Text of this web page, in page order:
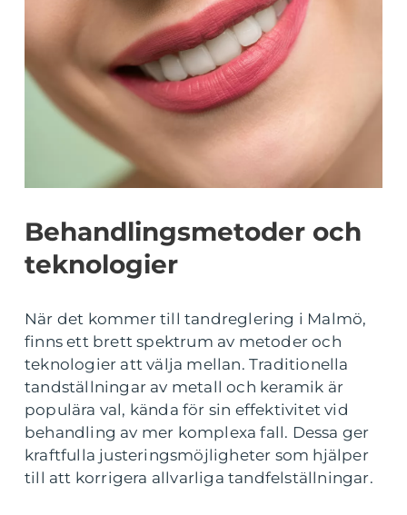
Behandlingsmetoder och
teknologier
När det kommer till tandreglering i Malmö,
finns ett brett spektrum av metoder och
teknologier att välja mellan. Traditionella
tandställningar av metall och keramik är
populära val, kända för sin effektivitet vid
behandling av mer komplexa fall. Dessa ger
kraftfulla justeringsmöjligheter som hjälper
till att korrigera allvarliga tandfelställningar.